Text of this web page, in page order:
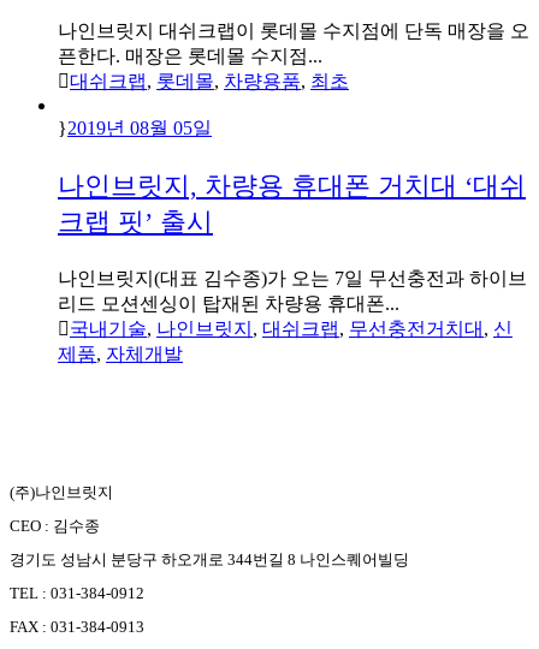
나인브릿지 대쉬크랩이 롯데몰 수지점에 단독 매장을 오
픈한다. 매장은 롯데몰 수지점...
대쉬크랩, 롯데몰, 차량용품, 최초
2019년 08월 05일
나인브릿지, 차량용 휴대폰 거치대 ‘대쉬
크랩 핏’ 출시
나인브릿지(대표 김수종)가 오는 7일 무선충전과 하이브
리드 모션센싱이 탑재된 차량용 휴대폰...
국내기술, 나인브릿지 , 대쉬크랩, 무선충전거치대 , 신
제품, 자체개발
(주)나인브릿지
CEO : 김수종
경기도 성남시 분당구 하오개로 344번길 8 나인스퀘어빌딩
TEL : 031-384-0912
FAX : 031-384-0913